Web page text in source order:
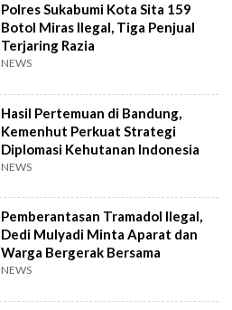
Polres Sukabumi Kota Sita 159
Botol Miras Ilegal, Tiga Penjual
Terjaring Razia
NEWS
Hasil Pertemuan di Bandung,
Kemenhut Perkuat Strategi
Diplomasi Kehutanan Indonesia
NEWS
Pemberantasan Tramadol Ilegal,
Dedi Mulyadi Minta Aparat dan
Warga Bergerak Bersama
NEWS